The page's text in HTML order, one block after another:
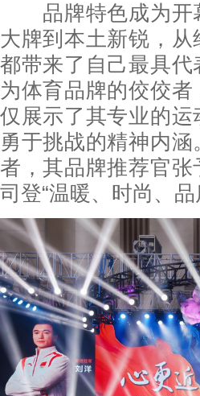
品牌特色成为开
大牌到本土新锐，
都带来了自己最具
为体育品牌的佼佼
仅展示了其专业的
勇于挑战的精神内
者，其品牌推荐官
司登“温暖、时尚、品